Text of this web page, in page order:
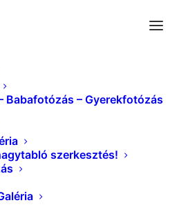
Babafotózás – Gyerekfotózás
szerkesztés!
Esküvő_Kincses_Foto_0131